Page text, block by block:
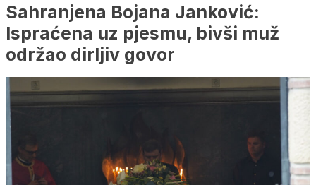
Sahranjena Bojana Janković:
Ispraćena uz pjesmu, bivši muž
održao dirljiv govor